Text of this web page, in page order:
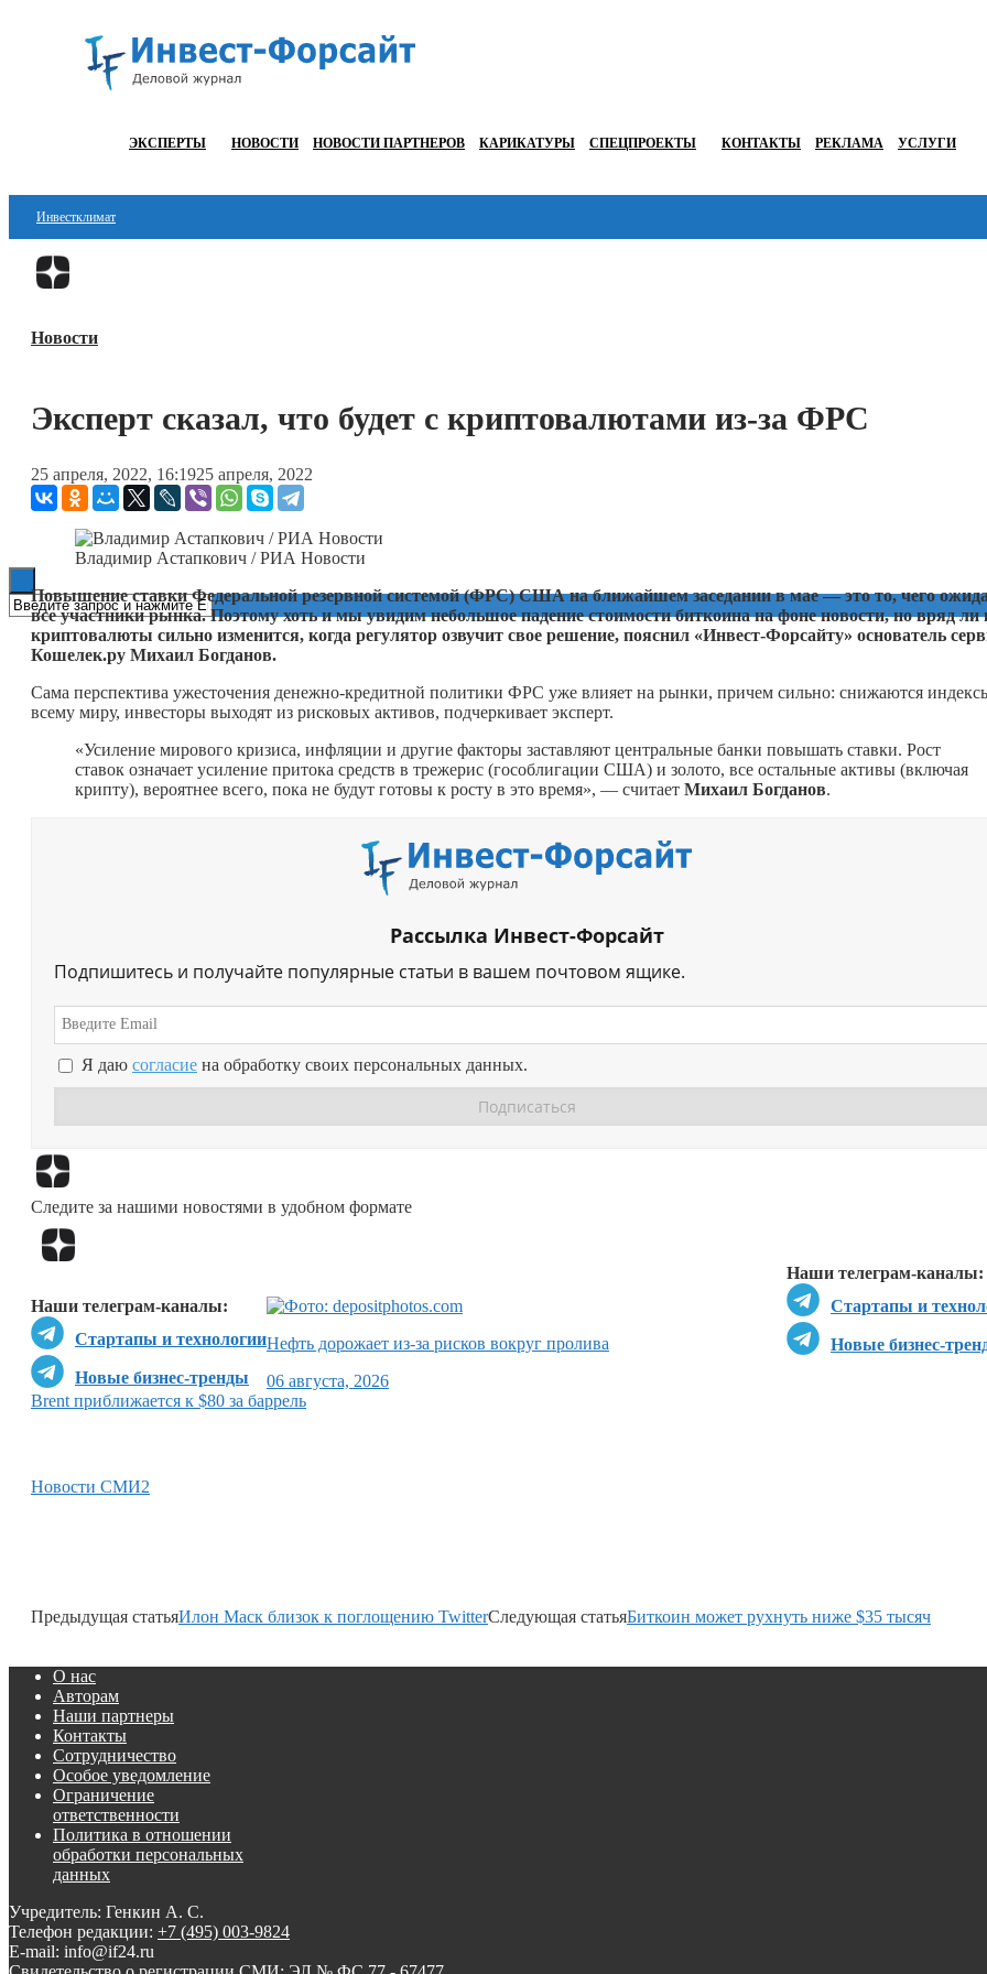
ЭКСПЕРТЫ НОВОСТИ НОВОСТИ ПАРТНЕРОВ КАРИКАТУРЫ СПЕЦПРОЕКТЫ КОНТАКТЫ РЕКЛАМА УСЛУГИ
Инвестклимат
Финансы
Блокчейн
ESG
Новости
Эксперт сказал, что будет с криптовалютами из-за ФРС
25 апреля, 2022, 16:1925 апреля, 2022
Владимир Астапкович / РИА Новости
Повышение ставки Федеральной резервной системой (ФРС) США на ближайшем заседании в мае — это то, чего
все участники рынка. Поэтому хоть и мы увидим небольшое падение стоимости биткоина на фоне новости, но вряд ли
криптовалюты сильно изменится, когда регулятор озвучит свое решение, пояснил «Инвест-Форсайту» основатель
Кошелек.ру Михаил Богданов.
Сама перспектива ужесточения денежно-кредитной политики ФРС уже влияет на рынки, причем сильно: снижаются
всему миру, инвесторы выходят из рисковых активов, подчеркивает эксперт.
«Усиление мирового кризиса, инфляции и другие факторы заставляют центральные банки повышать ставки. Рост
ставок означает усиление притока средств в трежерис (гособлигации США) и золото, все остальные активы (включая
крипту), вероятнее всего, пока не будут готовы к росту в это время», — считает Михаил Богданов.
Рассылка Инвест-Форсайт
Подпишитесь и получайте популярные статьи в вашем почтовом ящике.
Я даю согласие на обработку своих персональных данных.
Следите за нашими новостями в удобном формате
Наши телеграм-каналы:
Стартапы и
Новые бизнес-
Наши телеграм-каналы:
Стартапы и технологии
Новые бизнес-тренды
Нефть дорожает из-за рисков вокруг пролива
06 августа, 2026
Brent приближается к $80 за баррель
Новости СМИ2
Предыдущая статьяИлон Маск близок к поглощению TwitterСледующая статьяБиткоин может рухнуть ниже $35 тысяч
О нас
Авторам
Наши партнеры
Контакты
Сотрудничество
Особое уведомление
Ограничение
ответственности
Политика в отношении
обработки персональных
данных
Учредитель: Генкин А. С.
Телефон редакции: +7 (495) 003-9824
E-mail: info@if24.ru